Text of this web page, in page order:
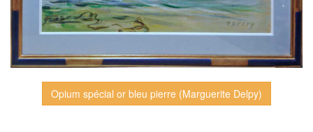
Opium spécial or bleu pierre (Marguerite Delpy)